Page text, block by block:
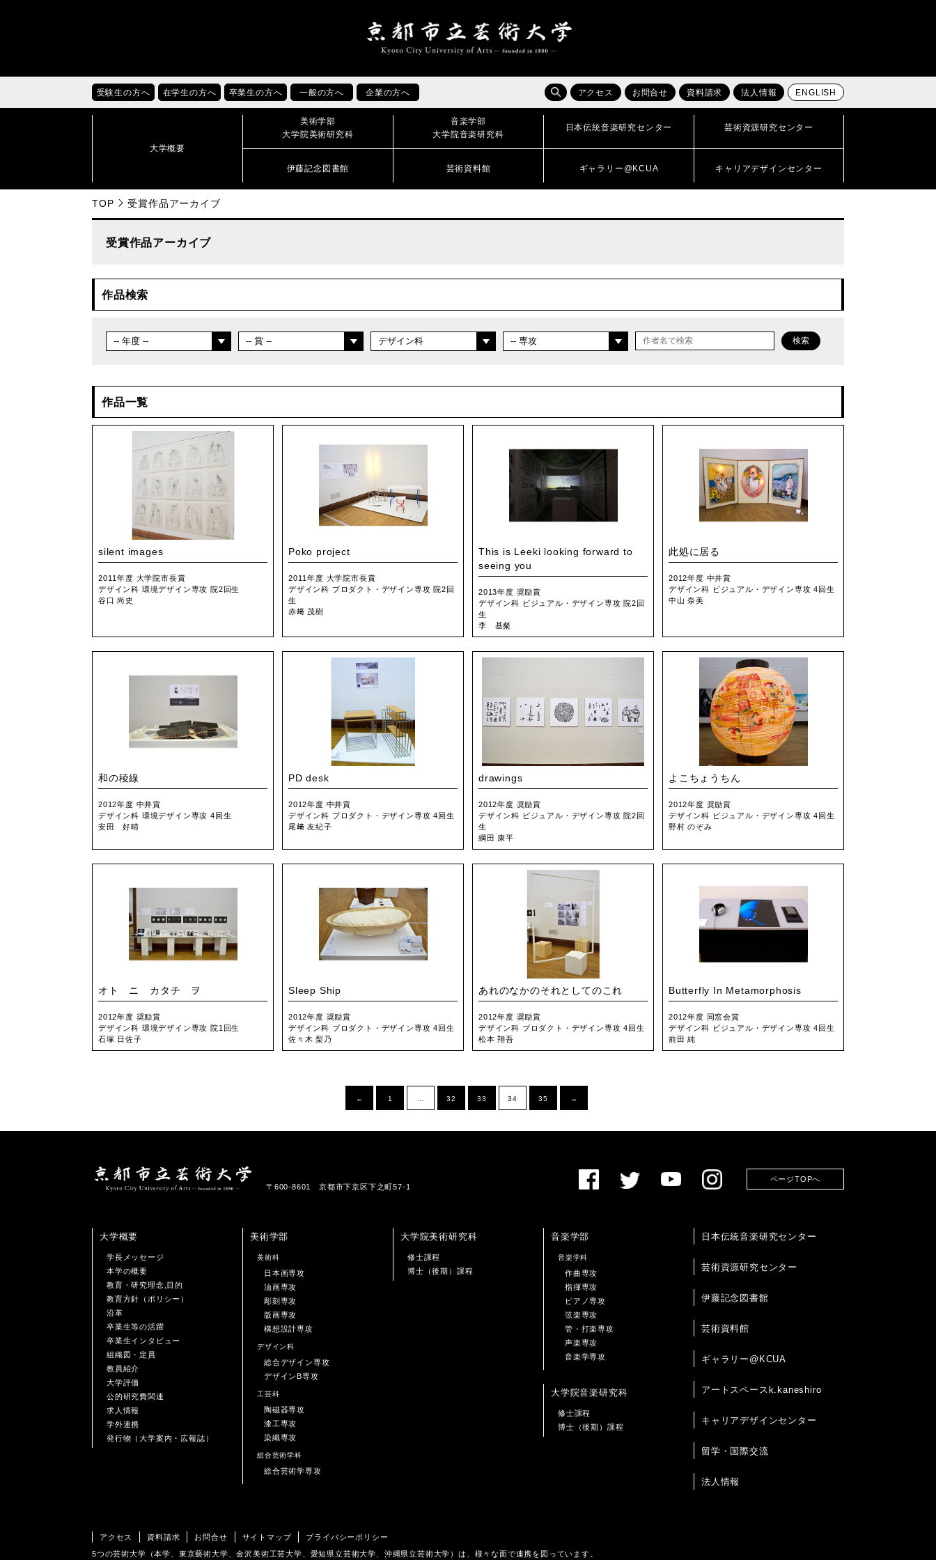
受験生の方へ 在学生の方へ 卒業生の方へ 一般の方へ 企業の方へ アクセス お問合せ 資料請求 法人情報 ENGLISH
大学概要
美術学部
大学院美術研究科
音楽学部
大学院音楽研究科
日本伝統音楽研究センター 芸術資源研究センター
伊藤記念図書館 芸術資料館 ギャラリー@KCUA キャリアデザインセンター
TOP 受賞作品アーカイブ
受賞作品アーカイブ
作品検索
検索
作品一覧
silent images
2011年度 大学院市長賞
デザイン科 環境デザイン専攻 院2回生
谷口 尚史
Poko project
2011年度 大学院市長賞
デザイン科 プロダクト・デザイン専攻 院2回
生
赤﨑 茂樹
This is Leeki looking forward to
seeing you
2013年度 奨励賞
デザイン科 ビジュアル・デザイン専攻 院2回
生
李 基粲
此処に居る
2012年度 中井賞
デザイン科 ビジュアル・デザイン専攻 4回生
中山 奈美
和の稜線
2012年度 中井賞
デザイン科 環境デザイン専攻 4回生
安田 好晴
PD desk
2012年度 中井賞
デザイン科 プロダクト・デザイン専攻 4回生
尾﨑 友紀子
drawings
2012年度 奨励賞
デザイン科 ビジュアル・デザイン専攻 院2回
生
綱田 康平
よこちょうちん
2012年度 奨励賞
デザイン科 ビジュアル・デザイン専攻 4回生
野村 のぞみ
オト ニ カタチ ヲ
2012年度 奨励賞
デザイン科 環境デザイン専攻 院1回生
石塚 日佐子
Sleep Ship
2012年度 奨励賞
デザイン科 プロダクト・デザイン専攻 4回生
佐々木 梨乃
あれのなかのそれとしてのこれ
2012年度 奨励賞
デザイン科 プロダクト・デザイン専攻 4回生
松本 翔吾
Butterfly In Metamorphosis
2012年度 同窓会賞
デザイン科 ビジュアル・デザイン専攻 4回生
前田 純
← 1 32 33 34 35 →
〒600-8601 京都市下京区下之町57-1
ページTOPへ
大学概要
学長メッセージ
本学の概要
教育・研究理念,目的
教育方針（ポリシー）
沿革
卒業生等の活躍
卒業生インタビュー
組織図・定員
教員紹介
大学評価
公的研究費関連
求人情報
学外連携
発行物（大学案内・広報誌）
美術学部
美術科
日本画専攻
油画専攻
彫刻専攻
版画専攻
構想設計専攻
デザイン科
総合デザイン専攻
デザインB専攻
工芸科
陶磁器専攻
漆工専攻
染織専攻
総合芸術学科
総合芸術学専攻
大学院美術研究科
修士課程
博士（後期）課程
音楽学部
音楽学科
作曲専攻
指揮専攻
ピアノ専攻
弦楽専攻
管・打楽専攻
声楽専攻
音楽学専攻
大学院音楽研究科
修士課程
博士（後期）課程
日本伝統音楽研究センター
芸術資源研究センター
伊藤記念図書館
芸術資料館
ギャラリー@KCUA
アートスペースk.kaneshiro
キャリアデザインセンター
留学・国際交流
法人情報
アクセス 資料請求 お問合せ サイトマップ
プライバシーポリシー
5つの芸術大学（本学、東京藝術大学、金沢美術工芸大学、愛知県立芸術大学、沖縄県立芸術大学）は、様々な面で連携を図っています。